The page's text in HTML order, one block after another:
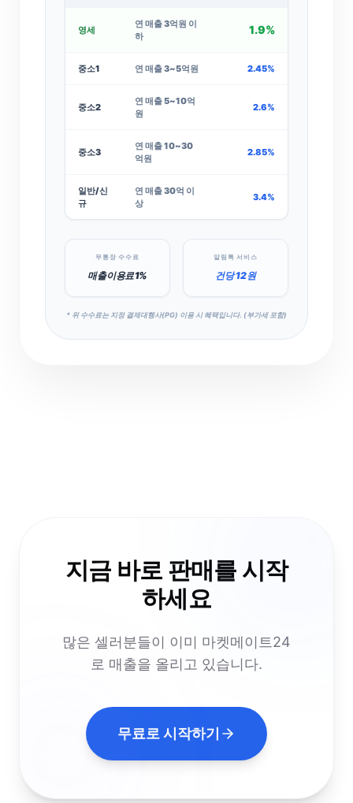
영세
연 매출 3억원 이
하
1.9%
중소1 연 매출 3~5억원 2.45%
중소2
연 매출 5~10억
원
2.6%
중소3
연 매출 10~30
억원
2.85%
일반/신
규
연 매출 30억 이
상
3.4%
무통장 수수료
매출 이용료 1%
알림톡 서비스
건당 12원
* 위 수수료는 지정 결제대행사(PG) 이용 시 혜택입니다. (부가세 포함)
지금 바로 판매를 시작
하세요
많은 셀러분들이 이미 마켓메이트24
로 매출을 올리고 있습니다.
무료로 시작하기